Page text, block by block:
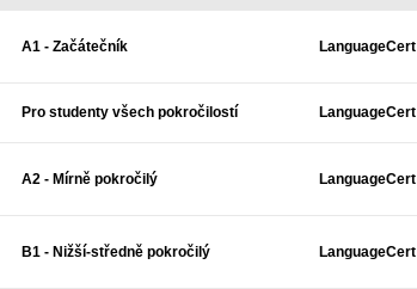
A1 - Začátečník LanguageCert
Pro studenty všech pokročilostí LanguageCert
A2 - Mírně pokročilý LanguageCert
B1 - Nižší-středně pokročilý LanguageCert